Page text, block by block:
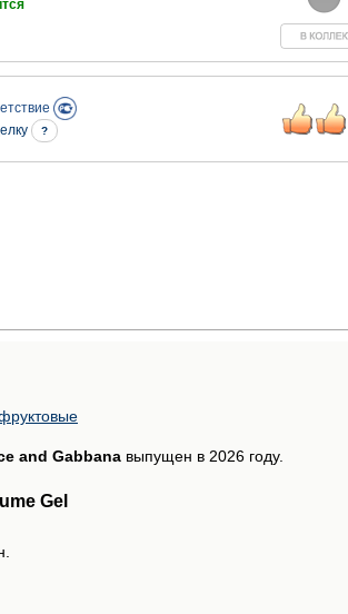
?
and Gabbana выпущен в 2026 году.
Gel